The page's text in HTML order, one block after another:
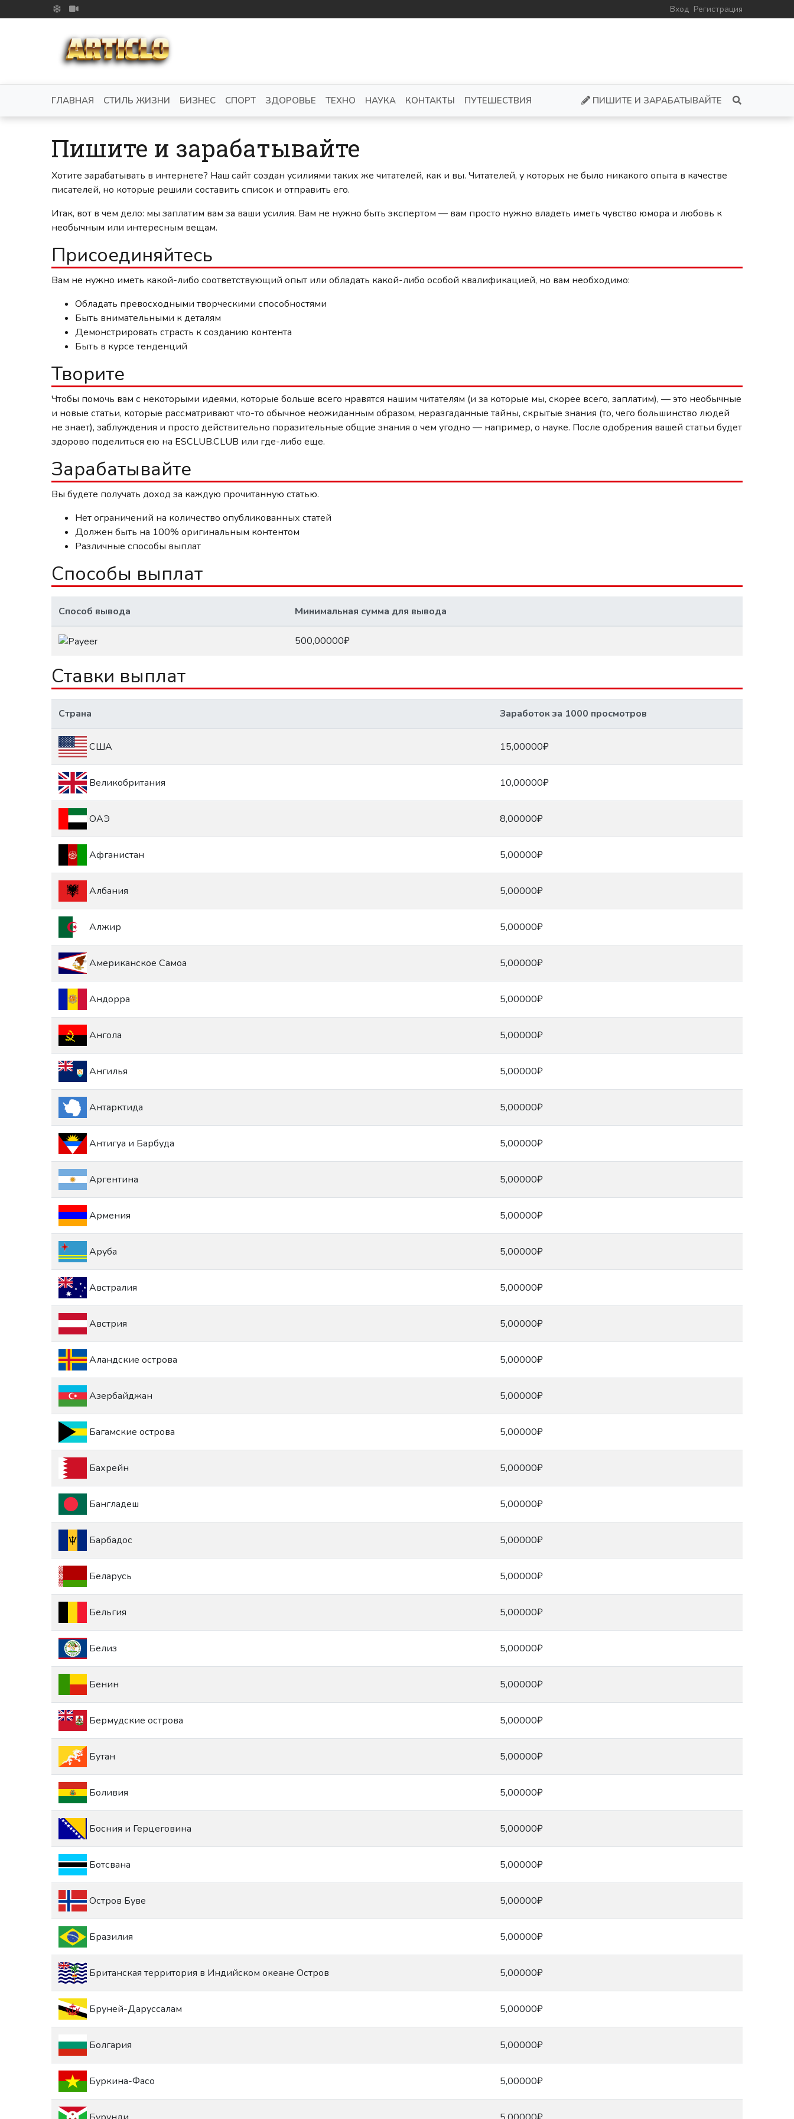
Вход Регистрация
ГЛАВНАЯ СТИЛЬ ЖИЗНИ БИЗНЕС СПОРТ ЗДОРОВЬЕ ТЕХНО НАУКА КОНТАКТЫ ПУТЕШЕСТВИЯ ПИШИТЕ И ЗАРАБАТЫВАЙТЕ
Пишите и зарабатывайте
Хотите зарабатывать в интернете? Наш сайт создан усилиями таких же читателей, как и вы. Читателей, у которых не было никакого опыта в качестве
писателей, но которые решили составить список и отправить его.
Итак, вот в чем дело: мы заплатим вам за ваши усилия. Вам не нужно быть экспертом — вам просто нужно владеть иметь чувство юмора и любовь к
необычным или интересным вещам.
Присоединяйтесь
Вам не нужно иметь какой-либо соответствующий опыт или обладать какой-либо особой квалификацией, но вам необходимо:
Обладать превосходными творческими способностями
Быть внимательными к деталям
Демонстрировать страсть к созданию контента
Быть в курсе тенденций
Творите
Чтобы помочь вам с некоторыми идеями, которые больше всего нравятся нашим читателям (и за которые мы, скорее всего, заплатим), — это необычные
и новые статьи, которые рассматривают что-то обычное неожиданным образом, неразгаданные тайны, скрытые знания (то, чего большинство людей
не знает), заблуждения и просто действительно поразительные общие знания о чем угодно — например, о науке. После одобрения вашей статьи будет
здорово поделиться ею на ESCLUB.CLUB или где-либо еще.
Зарабатывайте
Вы будете получать доход за каждую прочитанную статью.
Нет ограничений на количество опубликованных статей
Должен быть на 100% оригинальным контентом
Различные способы выплат
Способы выплат
Способ вывода Минимальная сумма для вывода
500,00000₽
Ставки выплат
Страна Заработок за 1000 просмотров
США 15,00000₽
Великобритания 10,00000₽
ОАЭ 8,00000₽
Афганистан 5,00000₽
Албания 5,00000₽
Алжир 5,00000₽
Американское Самоа 5,00000₽
Андорра 5,00000₽
Ангола 5,00000₽
Ангилья 5,00000₽
Антарктида 5,00000₽
Антигуа и Барбуда 5,00000₽
Аргентина 5,00000₽
Армения 5,00000₽
Аруба 5,00000₽
Австралия 5,00000₽
Австрия 5,00000₽
Аландские острова 5,00000₽
Азербайджан 5,00000₽
Багамские острова 5,00000₽
Бахрейн 5,00000₽
Бангладеш 5,00000₽
Барбадос 5,00000₽
Беларусь 5,00000₽
Бельгия 5,00000₽
Белиз 5,00000₽
Бенин 5,00000₽
Бермудские острова 5,00000₽
Бутан 5,00000₽
Боливия 5,00000₽
Босния и Герцеговина 5,00000₽
Ботсвана 5,00000₽
Остров Буве 5,00000₽
Бразилия 5,00000₽
Британская территория в Индийском океане Остров 5,00000₽
Бруней-Даруссалам 5,00000₽
Болгария 5,00000₽
Буркина-Фасо 5,00000₽